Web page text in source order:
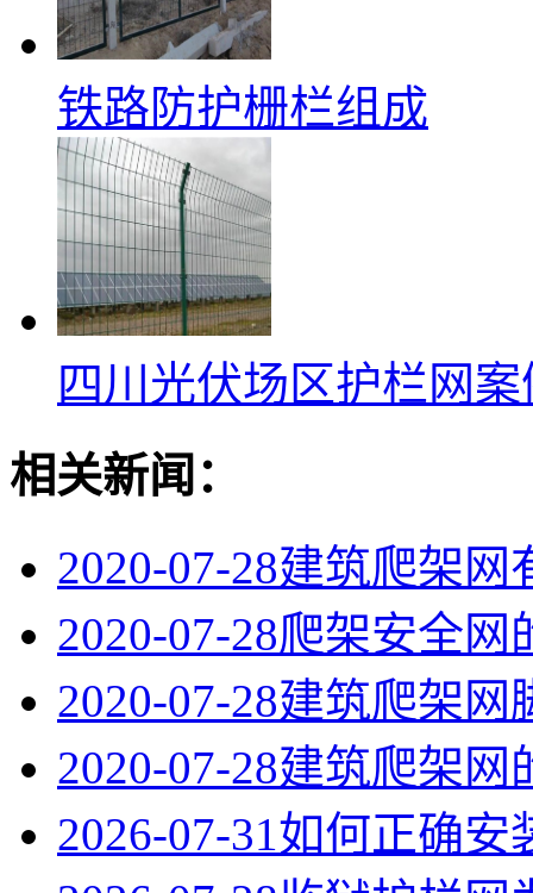
铁路防护栅栏组成
四川光伏场区护栏网
相关新闻：
2020-07-28建筑爬架网
2020-07-28爬架安全网
2020-07-28建筑爬架网
2020-07-28建筑爬架网
2026-07-31如何正确安